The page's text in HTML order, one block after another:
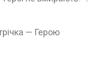
— Герою